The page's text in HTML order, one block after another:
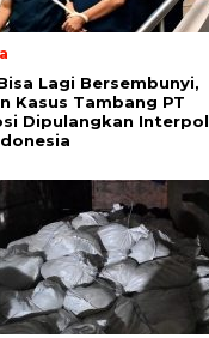
Lagi Bersembunyi,
Kasus Tambang PT
Dipulangkan Interpol